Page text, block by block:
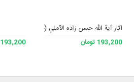
باقر الصدر قدس سره الاصدار الثانی
آثار آية الله حسن زاده الآملي (حفظه الله)
193,200 تومان
193,200 تومان